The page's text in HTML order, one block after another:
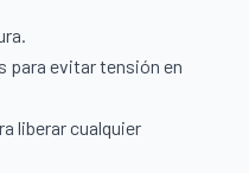
para evitar tensión en
liberar cualquier